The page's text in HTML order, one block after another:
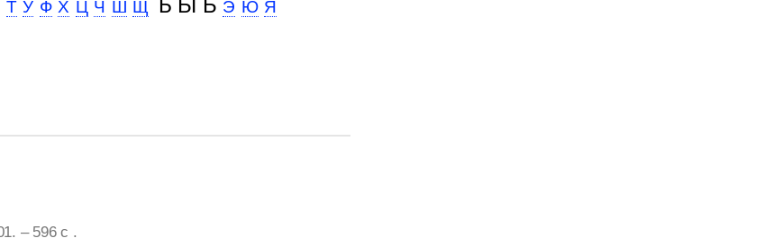
Т У Ф Х Ц Ч Ш Щ Э Ю Я
– 596 с .